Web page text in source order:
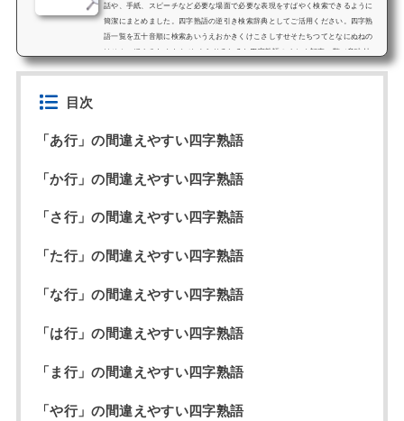
話や、手紙、スピーチなど必要な場面で必要な表現をすばやく検索できるように
簡潔にまとめました。四字熟語の逆引き検索辞典としてご活用ください。四字熟
語一覧を五十音順に検索あいうえおかきくけこさしすせそたちつてとなにぬねの
はひふへほまみむめもや ゆ よらりるれろわ四字熟語のまとめ記事一覧（意味付
き）四字熟語「学習」■迷ったらコレ！四字熟語を学習する為のまとめ記事四字熟
目次
「あ行」の間違えやすい四字熟語
「か行」の間違えやすい四字熟語
「さ行」の間違えやすい四字熟語
「た行」の間違えやすい四字熟語
「な行」の間違えやすい四字熟語
「は行」の間違えやすい四字熟語
「ま行」の間違えやすい四字熟語
「や行」の間違えやすい四字熟語